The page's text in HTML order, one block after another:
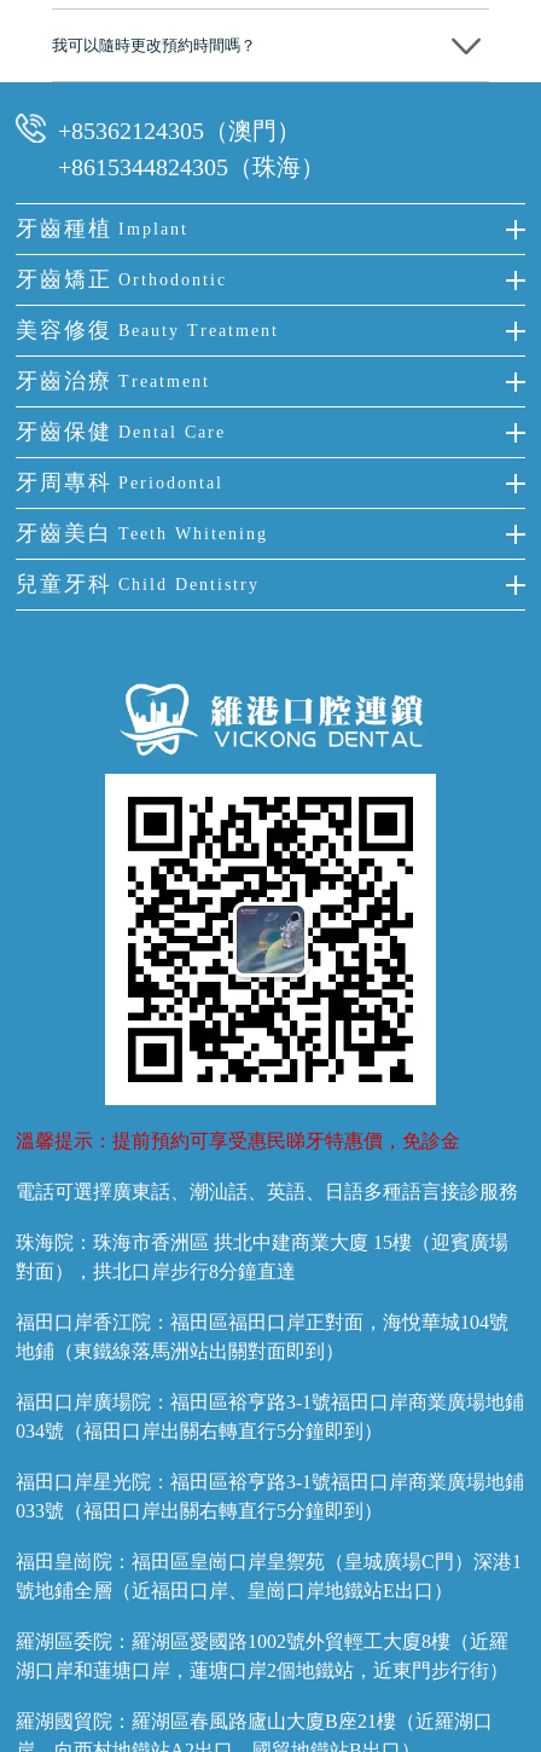
我可以隨時更改預約時間嗎？
可以，請盡早通過wechat或whatsapp聯絡我們，告知我們你原本預約的
+85362124305（澳門）
+8615344824305（珠海）
牙齒種植 Implant
種牙
單顆牙缺失
門牙缺失
多顆牙缺失
半口缺失
全口缺失
牙齒矯正 Orthodontic
隱形箍牙
前牙反頜
牙齒擁擠
牙齒前突
牙齒稀疏
美容修復 Beauty Treatment
全瓷牙
烤瓷牙
氟斑牙
四環素牙
活動假牙
牙貼面
牙齒治療 Treatment
補牙
智齒
根管治療
拔牙
牙痛
牙齒保健 Dental Care
正確刷牙
全國愛牙日
預防牙病
牙科通識
牙周專科 Periodontal
牙周炎
牙齦出血
牙齦炎
牙齦萎縮
牙齒美白 Teeth Whitening
冷光美白
兒童牙科 Child Dentistry
溫馨提示：提前預約可享受惠民睇牙特惠價，免診金
電話可選擇廣東話、潮汕話、英語、日語多種語言接診服務
珠海院：珠海市香洲區 拱北中建商業大廈 15樓（迎賓廣場
對面），拱北口岸步行8分鐘直達
福田口岸香江院：福田區福田口岸正對面，海悅華城104號
地鋪（東鐵線落馬洲站出關對面即到）
福田口岸廣場院：福田區裕亨路3-1號福田口岸商業廣場地鋪
034號（福田口岸出關右轉直行5分鐘即到）
福田口岸星光院：福田區裕亨路3-1號福田口岸商業廣場地鋪
033號（福田口岸出關右轉直行5分鐘即到）
福田皇崗院：福田區皇崗口岸皇禦苑（皇城廣場C門）深港1
號地鋪全層（近福田口岸、皇崗口岸地鐵站E出口）
羅湖區委院：羅湖區愛國路1002號外貿輕工大廈8樓（近羅
湖口岸和蓮塘口岸，蓮塘口岸2個地鐵站，近東門步行街）
羅湖國貿院：羅湖區春風路廬山大廈B座21樓（近羅湖口